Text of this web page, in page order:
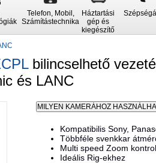
Telefon, Mobil,
Számítástechnika
Háztartási
gép és
kiegészítő
bilincselhető
és LANC
Kompatibilis Sony,
Többféle svenkkar
Multi speed Zoom
Ideális Rig-ekhez